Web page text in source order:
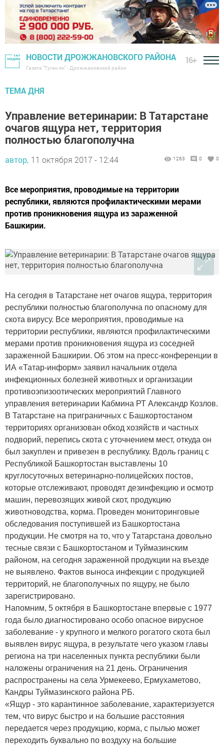
НОВОСТИ ДРОЖЖАНОВСКОГО РАЙОНА
Газета "Туган як" - Дрожжановский район
16+
ТЕМА ДНЯ
Управление ветеринарии: В Татарстане
очагов ящура нет, территория
полностью благополучна
автор, 11 октября 2017 - 12:44 1263 0 0
Все мероприятия, проводимые на территории
республики, являются профилактическими мерами
против проникновения ящура из зараженной
Башкирии.
На сегодня в Татарстане нет очагов ящура, территория
республики полностью благополучна по опасному для
скота вирусу. Все мероприятия, проводимые на
территории республики, являются профилактическими
мерами против проникновения ящура из соседней
зараженной Башкирии. Об этом на пресс-конференции в
ИА «Татар-информ» заявил начальник отдела
инфекционных болезней животных и организации
противоэпизоотических мероприятий Главного
управления ветеринарии Кабмина РТ Александр Козлов.
В Татарстане на приграничных с Башкортостаном
территориях организован обход хозяйств и частных
подворий, перепись скота с уточнением мест, откуда он
был закуплен и привезен в республику. Вдоль границ с
Республикой Башкортостан выставлены 10
круглосуточных ветеринарно-полицейских постов,
которые отслеживают, проводят дезинфекцию и осмотр
машин, перевозящих живой скот, продукцию
животноводства, корма. Проведен мониторинговые
обследования поступившей из Башкортостана
продукции. Не смотря на то, что у Татарстана довольно
тесные связи с Башкортостаном и Туймазинским
районом, на сегодня зараженной продукции на въезде
не выявлено. Фактов выноса инфекции с продукцией
территорий, не благополучных по ящуру, не было
зарегистрировано.
Напомним, 5 октября в Башкортостане впервые с 1977
года было диагностировано особо опасное вирусное
заболевание - у крупного и мелкого рогатого скота был
выявлен вирус ящура, в результате чего указом главы
региона на три населенных пункта республики были
наложены ограничения на 21 день. Ограничения
распространены на села Урмекеево, Ермухаметово,
Кандры Туймазинского района РБ.
«Ящур - это карантинное заболевание, характеризуется
тем, что вирус быстро и на большие расстояния
передается через продукцию, корма, с пылью может
переходить буквально по воздуху на большие